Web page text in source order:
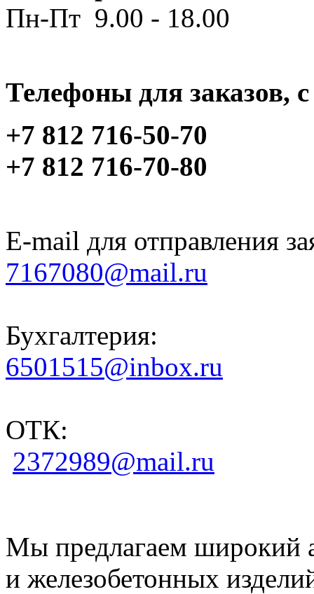
Пн-Пт 9.00 - 18.00
Телефоны для заказов,
+7 812 716-50-70
+7 812 716-70-80
E-mail для отправления
7167080@mail.ru
Бухгалтерия:
6501515@inbox.ru
ОТК:
2372989@mail.ru
Мы предлагаем широкий
и железобетонных